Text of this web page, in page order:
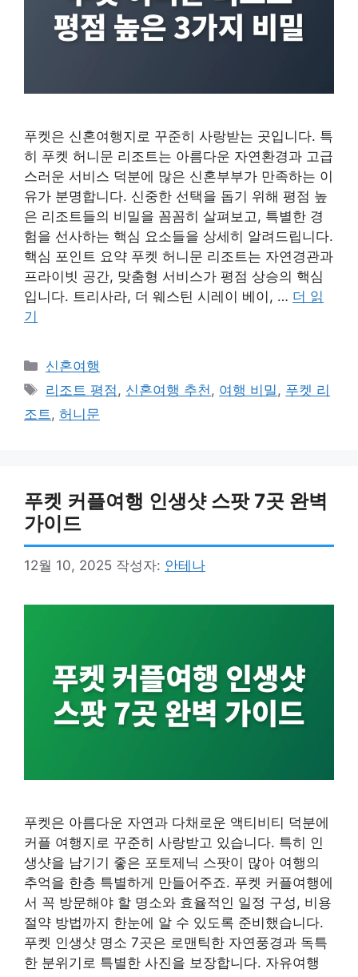
푸켓은 신혼여행지로 꾸준히 사랑받는 곳입니다. 특
히 푸켓 허니문 리조트는 아름다운 자연환경과 고급
스러운 서비스 덕분에 많은 신혼부부가 만족하는 이
유가 분명합니다. 신중한 선택을 돕기 위해 평점 높
은 리조트들의 비밀을 꼼꼼히 살펴보고, 특별한 경
험을 선사하는 핵심 요소들을 상세히 알려드립니다.
핵심 포인트 요약 푸켓 허니문 리조트는 자연경관과
프라이빗 공간, 맞춤형 서비스가 평점 상승의 핵심
입니다. 트리사라, 더 웨스틴 시레이 베이, … 더 읽
기
카
테
고
리
신혼여행
태
그
리조트 평점 , 신혼여행 추천 , 여행 비밀 , 푸켓 리
조트 , 허니문
푸켓 커플여행 인생샷 스팟 7곳 완벽
가이드
12월 10, 2025 작성자: 안테나
푸켓은 아름다운 자연과 다채로운 액티비티 덕분에
커플 여행지로 꾸준히 사랑받고 있습니다. 특히 인
생샷을 남기기 좋은 포토제닉 스팟이 많아 여행의
추억을 한층 특별하게 만들어주죠. 푸켓 커플여행에
서 꼭 방문해야 할 명소와 효율적인 일정 구성, 비용
절약 방법까지 한눈에 알 수 있도록 준비했습니다.
푸켓 인생샷 명소 7곳은 로맨틱한 자연풍경과 독특
한 분위기로 특별한 사진을 보장합니다. 자유여행